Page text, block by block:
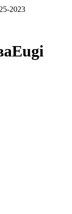
2023
Eugi